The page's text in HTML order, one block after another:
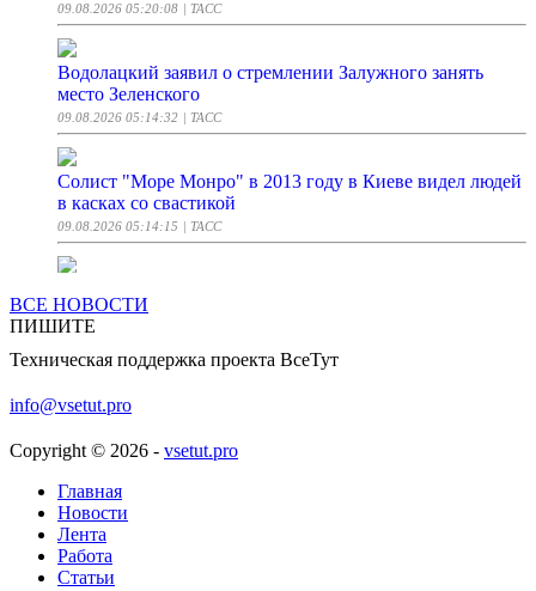
09.08.2026 05:20:08 | ТАСС
Водолацкий заявил о стремлении Залужного занять
место Зеленского
09.08.2026 05:14:32 | ТАСС
Солист "Море Монро" в 2013 году в Киеве видел людей
в касках со свастикой
09.08.2026 05:14:15 | ТАСС
смуту»
09.08.2026 05:13:00
Временные ограничения в периметре воздушного
пространства аэропорта Шереметьево сняты
09.08.2026 05:11:46 | ТАСС
Бойцы "Востока" выявили и уничтожили пункты
управления дронами ВСУ
09.08.2026 05:10:28
ВСЕ НОВОСТИ
ПИШИТЕ
Техническая поддержка проекта ВсеТут
info@vsetut.pro
Copyright © 2026 - vsetut.pro
Главная
Новости
Лента
Работа
Статьи